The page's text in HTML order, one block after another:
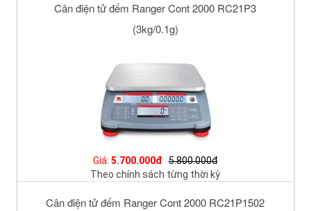
Cân điện tử đếm Ranger Cont 2000 RC21P3
(3kg/0.1g)
Giá: 5.700.000đ 5.800.000đ
Theo chính sách từng thời kỳ
Cân điện tử đếm Ranger Cont 2000 RC21P1502